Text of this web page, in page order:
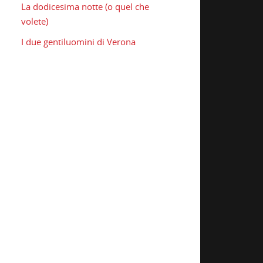
La dodicesima notte (o quel che
volete)
I due gentiluomini di Verona